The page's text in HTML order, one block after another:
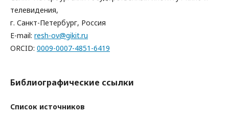
телевидения,
г. Санкт-Петербург, Россия
E-mail: resh-ov@gikit.ru
ORCID: 0009-0007-4851-6419
Библиографические ссылки
Список источников